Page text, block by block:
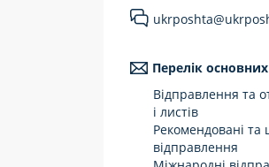
Перелік
Відправлення та
і листів
Рекомендовані та
відправлення